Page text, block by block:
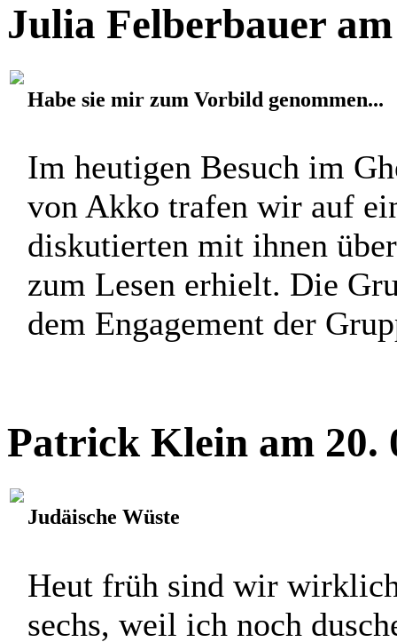
Julia Felberbauer
Habe sie mir zum Vorbild genommen...
Im heutigen Besuch im
von Akko trafen wir auf
diskutierten mit ihnen
zum Lesen erhielt. Die
dem Engagement der
Patrick Klein am 20.
Judäische Wüste
Heut früh sind wir
sechs, weil ich noch